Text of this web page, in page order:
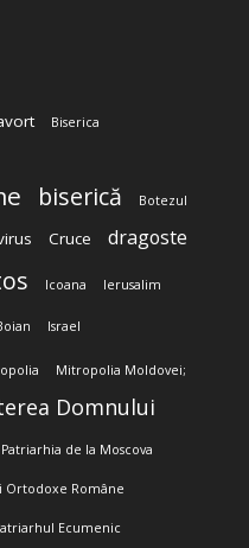
Biserica
biserică Botezul
Cruce dragoste
Icoana Ierusalim
Israel
Mitropolia Moldovei;
Domnului
Patriarhia de la Moscova
Ortodoxe Române
Ecumenic